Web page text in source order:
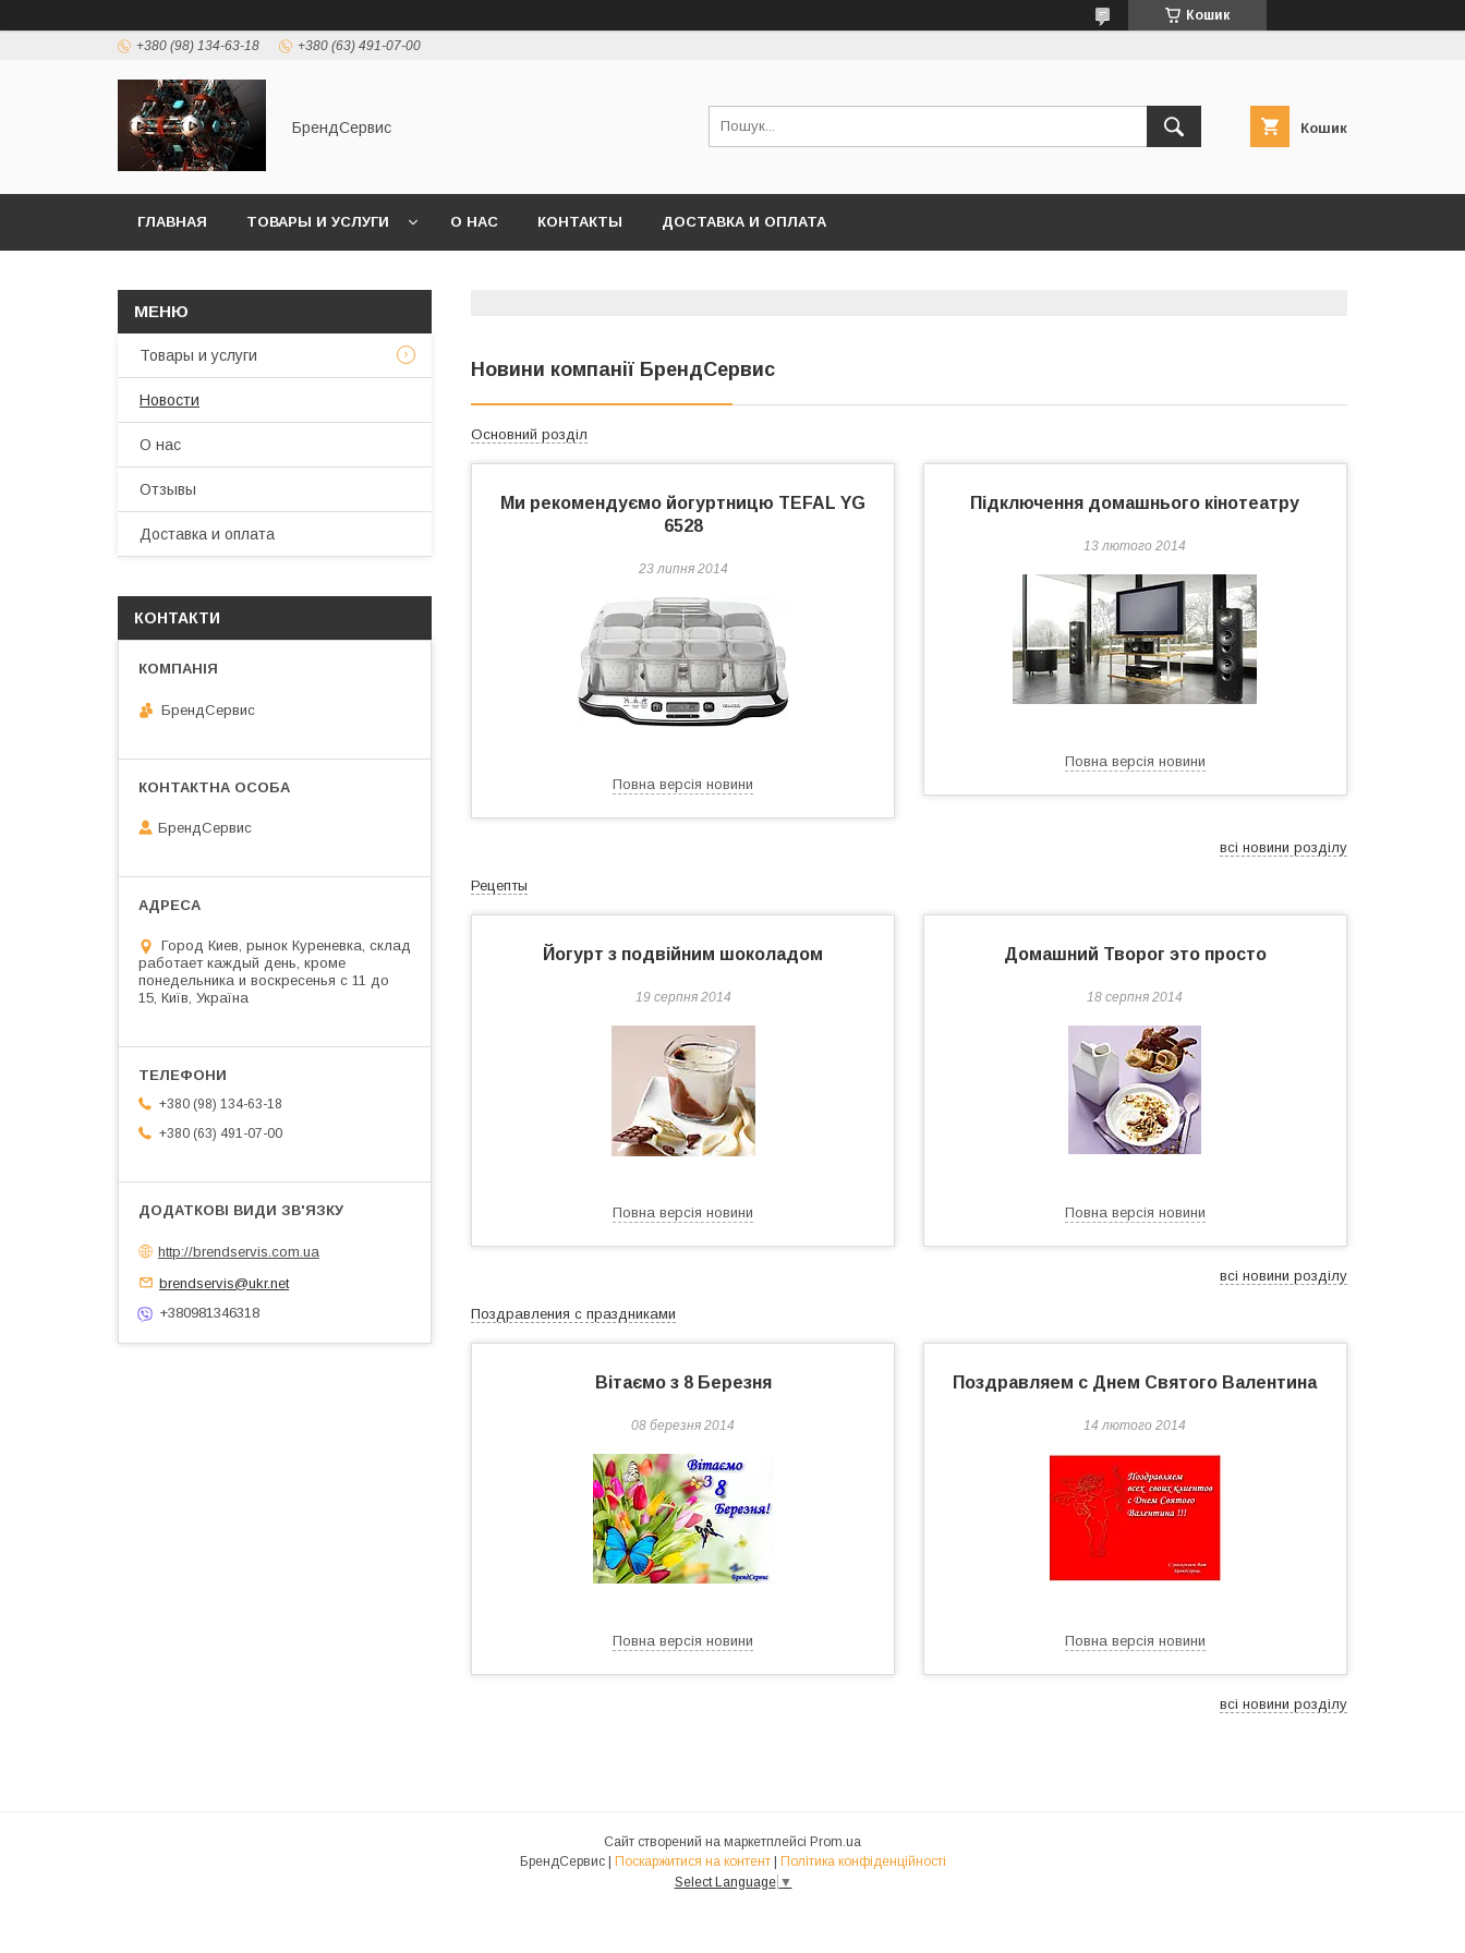
Кошик
+380 (98) 134-63-18 +380 (63) 491-07-00
БрендСервис Кошик
ГЛАВНАЯ ТОВАРЫ И УСЛУГИ О НАС КОНТАКТЫ ДОСТАВКА И ОПЛАТА
Новини компанії БрендСервис
Основний розділ
Ми рекомендуємо йогуртницю TEFAL YG
6528
23 липня 2014
Повна версія новини
Підключення домашнього кінотеатру
13 лютого 2014
Повна версія новини
всі новини розділу
Рецепты
Йогурт з подвійним шоколадом
19 серпня 2014
Повна версія новини
Домашний Творог это просто
18 серпня 2014
Повна версія новини
всі новини розділу
Поздравления с праздниками
Вітаємо з 8 Березня
08 березня 2014
Повна версія новини
Поздравляем с Днем Святого Валентина
14 лютого 2014
Повна версія новини
всі новини розділу
Товары и услуги
Новости
О нас
Отзывы
Доставка и оплата
КОНТАКТИ
БрендСервис
БрендСервис
Город Киев, рынок Куреневка, склад
работает каждый день, кроме
понедельника и воскресенья с 11 до
15, Київ, Україна
+380 (98) 134-63-18
+380 (63) 491-07-00
http://brendservis.com.ua
brendservis@ukr.net
+380981346318
Сайт створений на маркетплейсі Prom.ua
Поскаржитися на контент
Політика конфіденційності
Select Language ▼